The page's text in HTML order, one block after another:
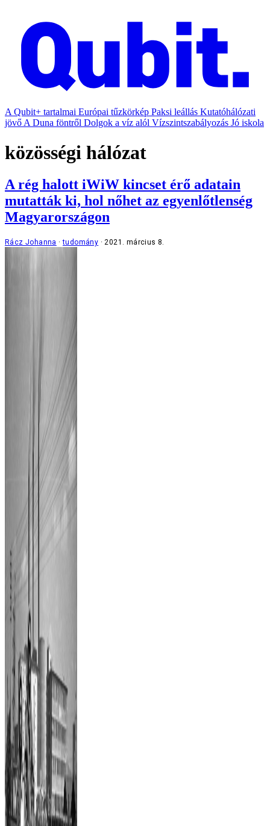
A Qubit+ tartalmai Európai tűzkörkép Paksi leállás Kutatóhálózati
jövő A Duna föntről Dolgok a víz alól Vízszintszabályozás Jó iskola
közösségi hálózat
A rég halott iWiW kincset érő adatain
mutatták ki, hol nőhet az egyenlőtlenség
Magyarországon
Rácz Johanna tudomány 2021. március 8.